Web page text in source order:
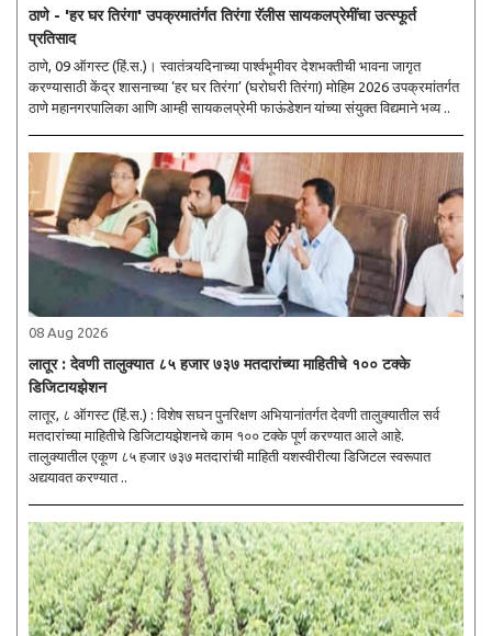
ठाणे - 'हर घर तिरंगा' उपक्रमातंर्गत तिरंगा रॅलीस सायकलप्रेमींचा उत्स्फूर्त
प्रतिसाद
ठाणे, 09 ऑगस्ट (हिं.स.)। स्वातंत्र्यदिनाच्या पार्श्वभूमीवर देशभक्तीची भावना जागृत
करण्यासाठी केंद्र शासनाच्या ‘हर घर तिरंगा’ (घरोघरी तिरंगा) मोहिम 2026 उपक्रमांतर्गत
ठाणे महानगरपालिका आणि आम्ही सायकलप्रेमी फाऊंडेशन यांच्या संयुक्त विद्यमाने भव्य ..
08 Aug 2026
लातूर : देवणी तालुक्यात ८५ हजार ७३७ मतदारांच्या माहितीचे १०० टक्के
डिजिटायझेशन
लातूर, ८ ऑगस्ट (हिं.स.) : विशेष सघन पुनरिक्षण अभियानांतर्गत देवणी तालुक्यातील सर्व
मतदारांच्या माहितीचे डिजिटायझेशनचे काम १०० टक्के पूर्ण करण्यात आले आहे.
तालुक्यातील एकूण ८५ हजार ७३७ मतदारांची माहिती यशस्वीरीत्या डिजिटल स्वरूपात
अद्ययावत करण्यात ..